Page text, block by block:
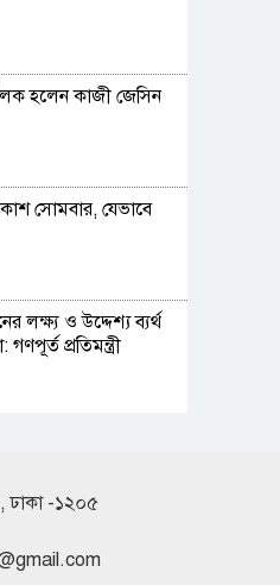
হলেন কাজী জেসিন
সোমবার, যেভাবে
লক্ষ্য ও উদ্দেশ্য ব্যর্থ
প্রতিমন্ত্রী
উত্তর মেরু
প্রত্যয়
, ঢাকা -১২০৫